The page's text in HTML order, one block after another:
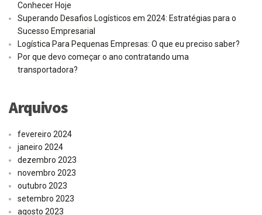
Conhecer Hoje
Superando Desafios Logísticos em 2024: Estratégias para o
Sucesso Empresarial
Logística Para Pequenas Empresas: O que eu preciso saber?
Por que devo começar o ano contratando uma
transportadora?
Arquivos
fevereiro 2024
janeiro 2024
dezembro 2023
novembro 2023
outubro 2023
setembro 2023
agosto 2023